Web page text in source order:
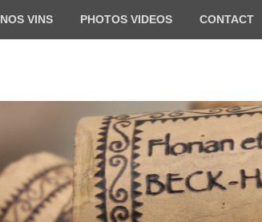
NOS VINS PHOTOS VIDEOS CONTACT